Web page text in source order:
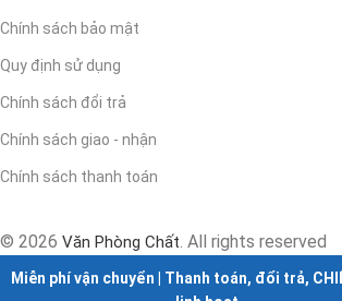
Chính sách bảo mật
Quy định sử dụng
Chính sách đổi trả
Chính sách giao - nhận
Chính sách thanh toán
© 2026 Văn Phòng Chất. All rights reserved
Miễn phí vận chuyển | Thanh toán, đổi trả,